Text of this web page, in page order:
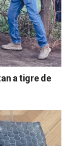
a tigre de